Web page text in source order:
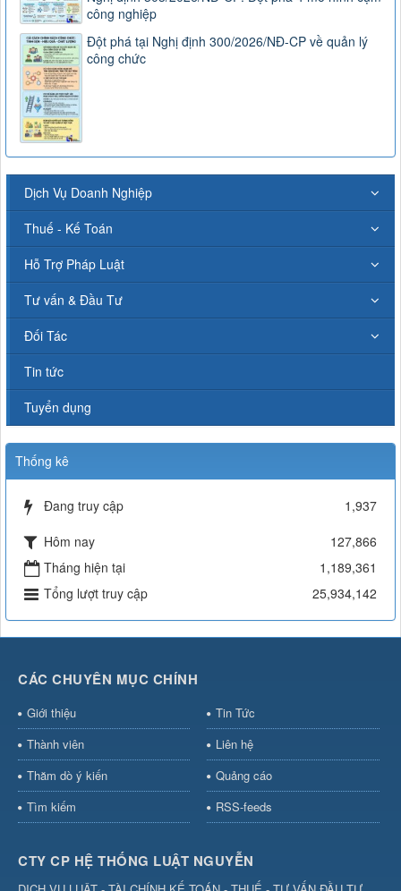
công nghiệp
Đột phá tại Nghị định 300/2026/NĐ-CP về quản lý
công chức
Dịch Vụ Doanh Nghiệp
Thuế - Kế Toán
Hỗ Trợ Pháp Luật
Tư vấn & Đầu Tư
Đối Tác
Tin tức
Tuyển dụng
Thống kê
Đang truy cập
1,937
Hôm nay
127,866
Tháng hiện tại
1,189,361
Tổng lượt truy cập
25,934,142
CÁC CHUYÊN MỤC CHÍNH
Giới thiệu
Tin Tức
Thành viên
Liên hệ
Thăm dò ý kiến
Quảng cáo
Tìm kiếm
RSS-feeds
CTY CP HỆ THỐNG LUẬT NGUYỄN